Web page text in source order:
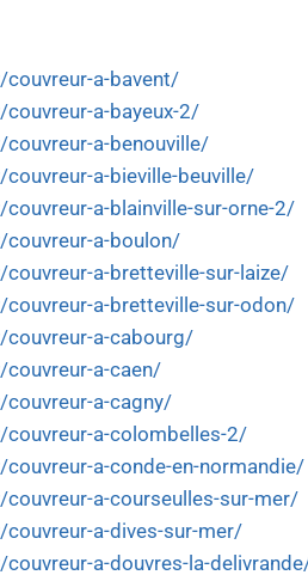
a-bavent/
a-bayeux-2/
a-benouville/
a-bieville-beuville/
a-blainville-sur-orne-2/
a-boulon/
a-bretteville-sur-laize/
a-bretteville-sur-odon/
a-cabourg/
a-caen/
a-cagny/
a-colombelles-2/
a-conde-en-normandie/
a-courseulles-sur-mer/
a-dives-sur-mer/
a-douvres-la-